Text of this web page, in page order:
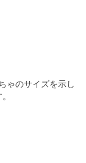
ゃのサイズを示し